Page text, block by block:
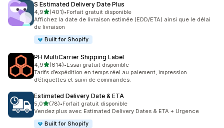
S Estimated Delivery Date Plus
4,9étoile(s) sur 5
(401)
401 avis au total
•Forfait gratuit disponible
Affichez la date de livraison estimée (EDD/ETA) ainsi que le délai
de livraison
Built for Shopify
PH MultiCarrier Shipping Label
4,9étoile(s) sur 5
(614)
614 avis au total
•Essai gratuit disponible
Tarifs d’expédition en temps réel au paiement, impression
d’étiquettes et suivi de commandes.
Estimated Delivery Date & ETA
5,0étoile(s) sur 5
(78)
78 avis au total
•Forfait gratuit disponible
Vendez plus avec Estimated Delivery Dates & ETA + Urgence
Built for Shopify